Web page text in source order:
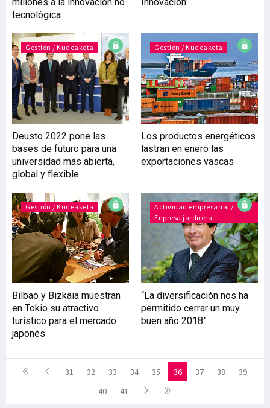
el primer año de su puesta
tecnológica
Gestión / Kudeaketa
Deusto 2022 pone las
bases de futuro para una
universidad más abierta,
global y flexible
Gestión / Kudeaketa
Los productos energéticos
lastran en enero las
exportaciones vascas
Gestión / Kudeaketa
Bilbao y Bizkaia muestran
en Tokio su atractivo
turístico para el mercado
japonés
Actividad empresarial /
Enpresa jarduera
“La diversificación nos ha
permitido cerrar un muy
buen año 2018”
31 32 33 34 35 36 37 38
39
40
41